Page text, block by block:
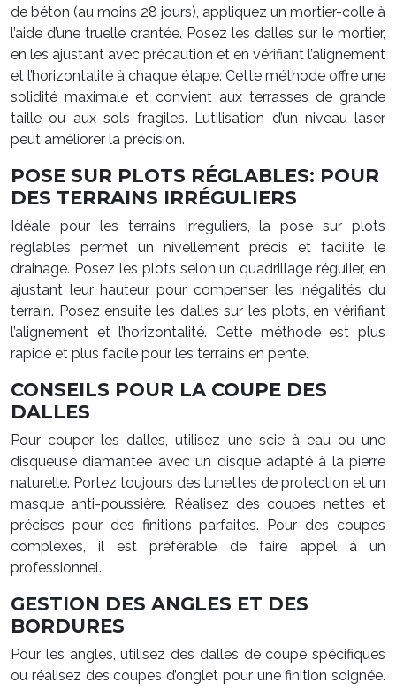
de béton (au moins 28 jours), appliquez un mortier-colle à
l’aide d’une truelle crantée. Posez les dalles sur le mortier,
en les ajustant avec précaution et en vérifiant l’alignement
et l’horizontalité à chaque étape. Cette méthode offre une
solidité maximale et convient aux terrasses de grande
taille ou aux sols fragiles. L’utilisation d’un niveau laser
peut améliorer la précision.
POSE SUR PLOTS RÉGLABLES: POUR
DES TERRAINS IRRÉGULIERS
Idéale pour les terrains irréguliers, la pose sur plots
réglables permet un nivellement précis et facilite le
drainage. Posez les plots selon un quadrillage régulier, en
ajustant leur hauteur pour compenser les inégalités du
terrain. Posez ensuite les dalles sur les plots, en vérifiant
l’alignement et l’horizontalité. Cette méthode est plus
rapide et plus facile pour les terrains en pente.
CONSEILS POUR LA COUPE DES
DALLES
Pour couper les dalles, utilisez une scie à eau ou une
disqueuse diamantée avec un disque adapté à la pierre
naturelle. Portez toujours des lunettes de protection et un
masque anti-poussière. Réalisez des coupes nettes et
précises pour des finitions parfaites. Pour des coupes
complexes, il est préférable de faire appel à un
professionnel.
GESTION DES ANGLES ET DES
BORDURES
Pour les angles, utilisez des dalles de coupe spécifiques
ou réalisez des coupes d’onglet pour une finition soignée.